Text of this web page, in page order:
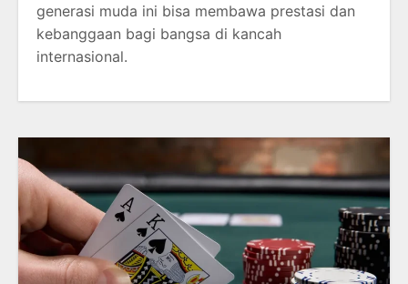
generasi muda ini bisa membawa prestasi dan
kebanggaan bagi bangsa di kancah
internasional.